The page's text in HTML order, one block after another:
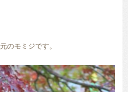
のモミジです。